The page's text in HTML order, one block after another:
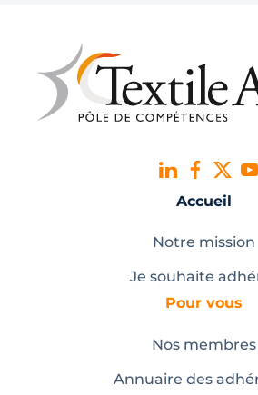
Accueil
Notre mission
Je souhaite
Pour vous
Nos membres
Annuaire des